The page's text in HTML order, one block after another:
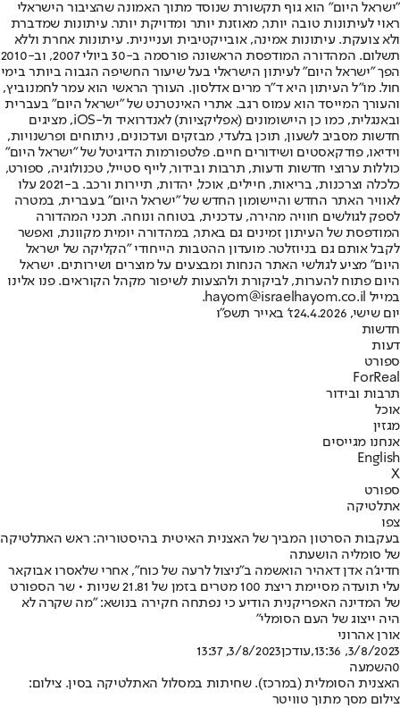
"ישראל היום" הוא גוף תקשורת שנוסד מתוך האמונה שהציבור הישראלי
ראוי לעיתונות טובה יותר, מאוזנת יותר ומדויקת יותר. עיתונות שמדברת
ולא צועקת. עיתונות אמינה, אובייקטיבית ועניינית. עיתונות אחרת וללא
תשלום. המהדורה המודפסת הראשונה פורסמה ב-30 ביולי 2007, וב-2010
הפך "ישראל היום" לעיתון הישראלי בעל שיעור החשיפה הגבוה ביותר בימי
חול. מו"ל העיתון היא ד"ר מרים אדלסון. העורך הראשי הוא עמר לחמנוביץ,
והעורך המייסד הוא עמוס רגב. אתרי האינטרנט של "ישראל היום" בעברית
ובאנגלית, כמו כן היישומונים (אפליקציות) לאנדרואיד ול-iOS, מציגים
חדשות מסביב לשעון, תוכן בלעדי, מבזקים ועדכונים, ניתוחים ופרשנויות,
וידיאו, פודקאסטים ושידורים חיים. פלטפורמות הדיגיטל של "ישראל היום"
כוללות ערוצי חדשות ודעות, תרבות ובידור, לייף סטייל, טכנולוגיה, ספורט,
כלכלה וצרכנות, בריאות, חיילים, אוכל, יהדות, תיירות ורכב. ב-2021 עלו
לאוויר האתר החדש והיישומון החדש של "ישראל היום" בעברית, במטרה
לספק לגולשים חוויה מהירה, עדכנית, בטוחה ונוחה. תכני המהדורה
המודפסת של העיתון זמינים גם באתר, במהדורה יומית מקוונת, ואפשר
לקבל אותם גם בניוזלטר. מועדון ההטבות הייחודי "הקליקה של ישראל
היום" מציע לגולשי האתר הנחות ומבצעים על מוצרים ושירותים. ישראל
היום פתוח להערות, לביקורת ולהצעות לשיפור מקהל הקוראים. פנו אלינו
במייל hayom@israelhayom.co.il.
יום שישי, 24.4.2026
ז' באייר תשפ"ו
חדשות
דעות
ספורט
ForReal
תרבות ובידור
אוכל
מגזין
אנחנו מגייסים
English
X
ספורט
אתלטיקה
צפו
בעקבות הסרטון המביך של האצנית האיטית בהיסטוריה: ראש האתלטיקה
של סומליה הושעתה
חדיג'ה אדן דאהיר הואשמה ב"ניצול לרעה של כוח", אחרי שלאסרו אבוקאר
עלי תועדה מסיימת ריצת 100 מטרים בזמן של 21.81 שניות • שר הספורט
של המדינה האפריקנית הודיע כי נפתחה חקירה בנושא: "מה שקרה לא
היה ייצוג של העם הסומלי"
אורן אהרוני
3/8/2023, 13:36
,עודכן3/8/2023, 13:37
0השמעה
האצנית הסומלית (במרכז). שחיתות במסלול האתלטיקה בסין. צילום:
צילום מסך מתוך טוויטר